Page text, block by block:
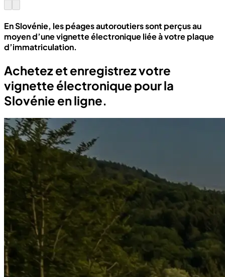
En Slovénie, les péages autoroutiers sont perçus au
moyen d’une vignette électronique liée à votre plaque
d’immatriculation.
Achetez et enregistrez votre
vignette électronique pour la
Slovénie en ligne.